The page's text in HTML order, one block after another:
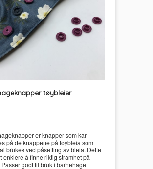
tøybleier
er knapper som kan
på de knappene på tøybleia som
brukes ved påsetting av bleia. Dette
enklere å finne riktig stramhet på
godt til bruk i barnehage.